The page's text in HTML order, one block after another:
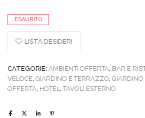
ESAURITO
LISTA DESIDERI
CATEGORIE: AMBIENTI OFFERTA, BAR E
VELOCE, GIARDINO E TERRAZZO, GIARDINO
OFFERTA, HOTEL, TAVOLI ESTERNO